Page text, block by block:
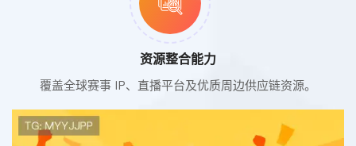
资源整合能力
覆盖全球赛事 IP、直播平台及优质周边供应链资源。